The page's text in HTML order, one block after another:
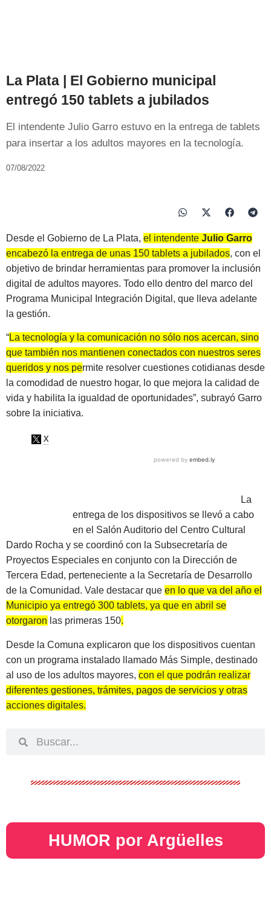
La Plata | El Gobierno municipal
entregó 150 tablets a jubilados
El intendente Julio Garro estuvo en la entrega de tablets
para insertar a los adultos mayores en la tecnología.
07/08/2022
Desde el Gobierno de La Plata, el intendente Julio Garro
encabezó la entrega de unas 150 tablets a jubilados, con el
objetivo de brindar herramientas para promover la inclusión
digital de adultos mayores. Todo ello dentro del marco del
Programa Municipal Integración Digital, que lleva adelante
la gestión.
“La tecnología y la comunicación no sólo nos acercan, sino
que también nos mantienen conectados con nuestros seres
queridos y nos permite resolver cuestiones cotidianas desde
la comodidad de nuestro hogar, lo que mejora la calidad de
vida y habilita la igualdad de oportunidades”, subrayó Garro
sobre la iniciativa.
La
entrega de los dispositivos se llevó a cabo
en el Salón Auditorio del Centro Cultural
Dardo Rocha y se coordinó con la Subsecretaría de
Proyectos Especiales en conjunto con la Dirección de
Tercera Edad, perteneciente a la Secretaría de Desarrollo
de la Comunidad. Vale destacar que en lo que va del año el
Municipio ya entregó 300 tablets, ya que en abril se
otorgaron las primeras 150.
Desde la Comuna explicaron que los dispositivos cuentan
con un programa instalado llamado Más Simple, destinado
al uso de los adultos mayores, con el que podrán realizar
diferentes gestiones, trámites, pagos de servicios y otras
acciones digitales.
HUMOR por Argüelles​